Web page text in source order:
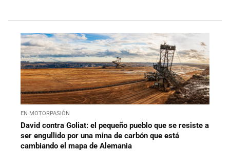
EN MOTORPASIÓN
David contra Goliat: el pequeño pueblo que se resiste a
ser engullido por una mina de carbón que está
cambiando el mapa de Alemania